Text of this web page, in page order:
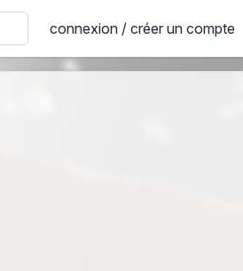
connexion / créer un compte